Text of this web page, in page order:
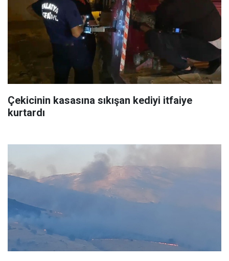
Çekicinin kasasına sıkışan kediyi itfaiye
kurtardı